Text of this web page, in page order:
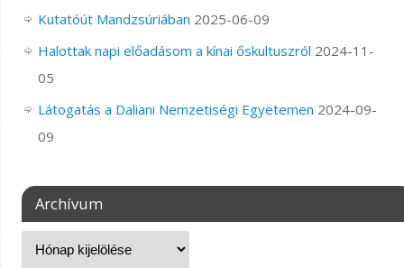
Kutatóút Mandzsúriában 2025-06-09
Halottak napi előadásom a kínai őskultuszról 2024-11-
05
Látogatás a Daliani Nemzetiségi Egyetemen 2024-09-
09
Archívum